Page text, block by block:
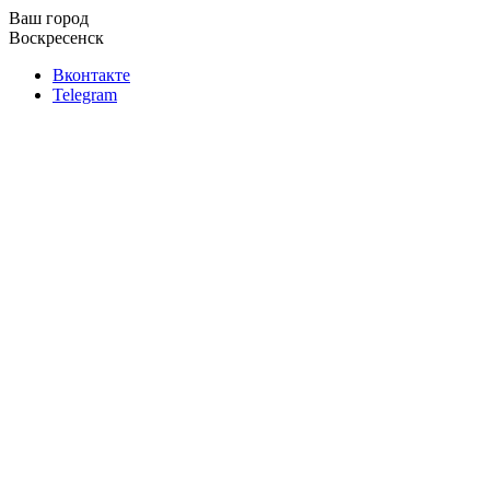
Ваш город
Воскресенск
Вконтакте
Telegram